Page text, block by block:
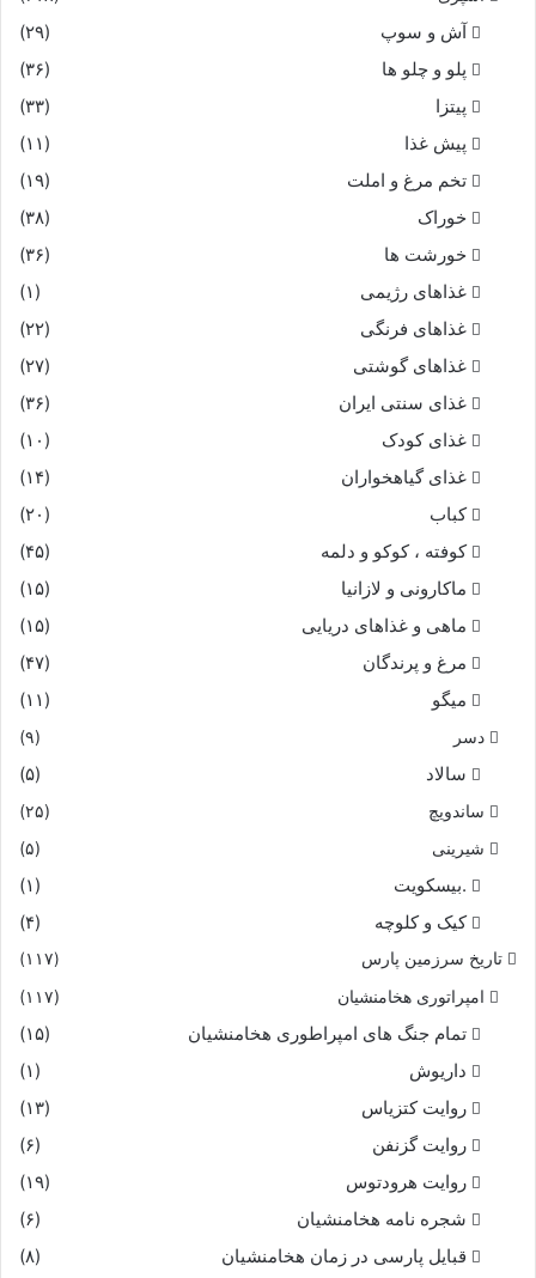
آش و سوپ
(۲۹)
پلو و چلو ها
(۳۶)
پیتزا
(۳۳)
پیش غذا
(۱۱)
تخم مرغ و املت
(۱۹)
خوراک
(۳۸)
خورشت ها
(۳۶)
غذاهای رژیمی
(۱)
غذاهای فرنگی
(۲۲)
غذاهای گوشتی
(۲۷)
غذای سنتی ایران
(۳۶)
غذای کودک
(۱۰)
غذای گیاهخواران
(۱۴)
کباب
(۲۰)
کوفته ، کوکو و دلمه
(۴۵)
ماکارونی و لازانیا
(۱۵)
ماهی و غذاهای دریایی
(۱۵)
مرغ و پرندگان
(۴۷)
میگو
(۱۱)
دسر (۹)
سالاد (۵)
ساندویچ
(۲۵)
شیرینی
(۵)
.بیسکویت
(۱)
کیک و کلوچه
(۴)
تاریخ سرزمین پارس (۱۱۷)
امپراتوری هخامنشیان (۱۱۷)
تمام جنگ های امپراطوری هخامنشیان
(۱۵)
داریوش
(۱)
روایت کتزیاس
(۱۳)
روایت گزنفن
(۶)
روایت هرودتوس
(۱۹)
شجره نامه هخامنشیان
(۶)
قبایل پارسی در زمان هخامنشیان
(۸)